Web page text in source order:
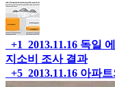
+1 2013.11.16 독일
지소비 조사 결과
+5 2013.11.16 아파